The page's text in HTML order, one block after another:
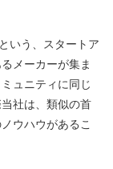
いう、スタートア
メーカーが集ま
ュニティに同じ
社は、類似の首
ウハウがあるこ